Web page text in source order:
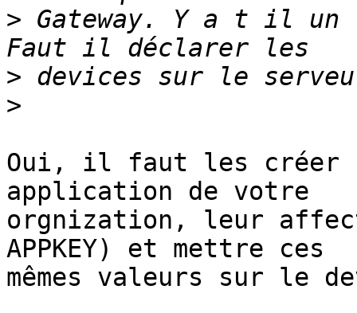
> Gateway. Y a t il un
>
>
Oui, il faut les créer
application de votre
orgnization, leur
APPKEY) et mettre ces
mêmes valeurs sur le